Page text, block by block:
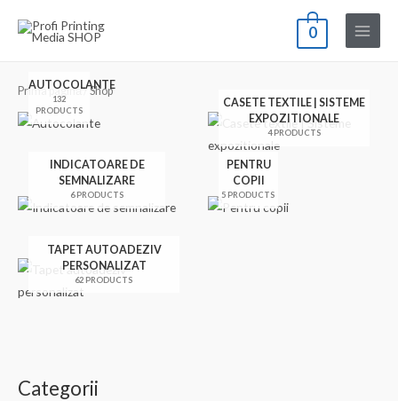
0
Main
Categorii
Prima pagină/ Shop
AUTOCOLANTE
132
PRODUCTS
CASETE TEXTILE | SISTEME
EXPOZITIONALE
4 PRODUCTS
INDICATOARE DE
SEMNALIZARE
6 PRODUCTS
PENTRU
COPII
5 PRODUCTS
TAPET AUTOADEZIV
PERSONALIZAT
62 PRODUCTS